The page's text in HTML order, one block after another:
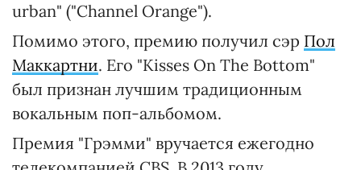
urban" ("Channel Orange").
Помимо этого, премию получил сэр Пол
Маккартни. Его "Kisses On The Bottom"
был признан лучшим традиционным
вокальным поп-альбомом.
Премия "Грэмми" вручается ежегодно